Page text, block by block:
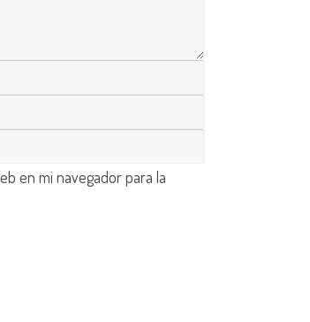
en mi navegador para la